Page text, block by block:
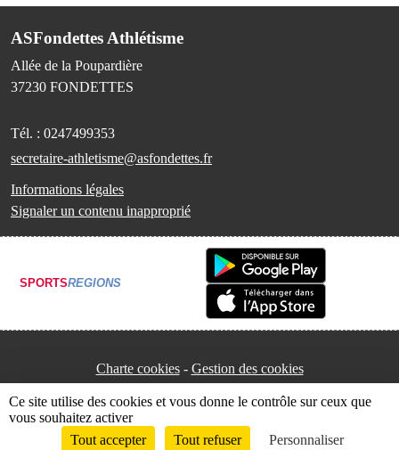
ASFondettes Athlétisme
Allée de la Poupardière
37230 FONDETTES
Tél. : 0247499353
secretaire-athletisme@asfondettes.fr
Informations légales
Signaler un contenu inapproprié
SPORTSREGIONS
Charte cookies Gestion des cookies
Envie de participer ? Connexion
Ce site utilise des cookies et vous donne le contrôle sur ceux que
vous souhaitez activer
Tout accepter
Tout refuser Personnaliser